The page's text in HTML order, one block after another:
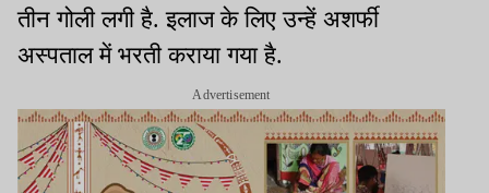
तीन गोली लगी है. इलाज के लिए उन्हें अशर्फी
अस्पताल में भरती कराया गया है.
Advertisement